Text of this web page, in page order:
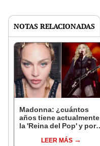
NOTAS RELACIONADAS
Madonna: ¿cuántos
años tiene actualmente
la 'Reina del Pop' y por
LEER MÁS